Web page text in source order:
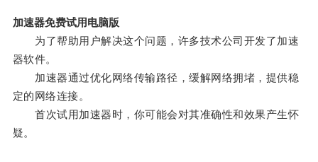
加速器免费试用电脑版
为了帮助用户解决这个问题，许多技术公司开发了加速
器软件。
加速器通过优化网络传输路径，缓解网络拥堵，提供稳
定的网络连接。
首次试用加速器时，你可能会对其准确性和效果产生怀
疑。